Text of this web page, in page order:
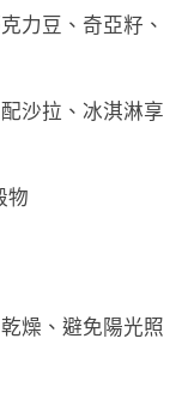
力豆、奇亞籽、
沙拉、冰淇淋享
物
燥、避免陽光照